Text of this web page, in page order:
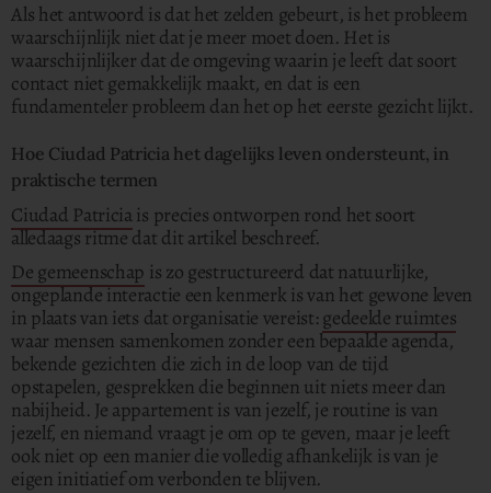
Als het antwoord is dat het zelden gebeurt, is het probleem
waarschijnlijk niet dat je meer moet doen. Het is
waarschijnlijker dat de omgeving waarin je leeft dat soort
contact niet gemakkelijk maakt, en dat is een
fundamenteler probleem dan het op het eerste gezicht lijkt.
Hoe Ciudad Patricia het dagelijks leven ondersteunt, in
praktische termen
Ciudad Patriciais precies ontworpen rond het soort
alledaags ritme dat dit artikel beschreef.
De gemeenschap is zo gestructureerd dat natuurlijke,
ongeplande interactie een kenmerk is van het gewone leven
in plaats van iets dat organisatie vereist: gedeelde ruimtes
waar mensen samenkomen zonder een bepaalde agenda,
bekende gezichten die zich in de loop van de tijd
opstapelen, gesprekken die beginnen uit niets meer dan
nabijheid. Je appartement is van jezelf, je routine is van
jezelf, en niemand vraagt je om op te geven, maar je leeft
ook niet op een manier die volledig afhankelijk is van je
eigen initiatief om verbonden te blijven.